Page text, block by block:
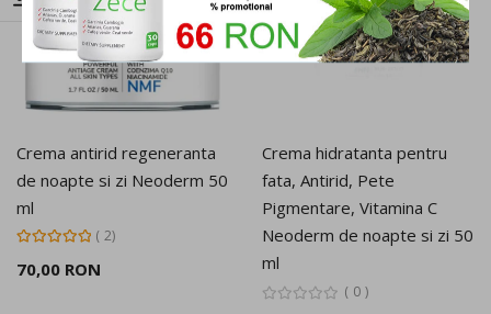
Crema antirid regeneranta
de noapte si zi Neoderm 50
ml
Rating:
100%
2
70,00 RON
Crema hidratanta pentru
fata, Antirid, Pete
Pigmentare, Vitamina C
Neoderm de noapte si zi 50
ml
0